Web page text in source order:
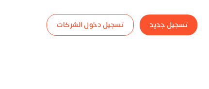
تسجيل جديد تسجيل دخول الشركات